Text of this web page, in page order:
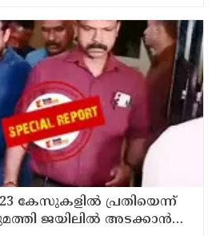
കേസുകളില്‍ പ്രതിയെന്ന്
ജയിലില്‍ അടക്കാന്‍